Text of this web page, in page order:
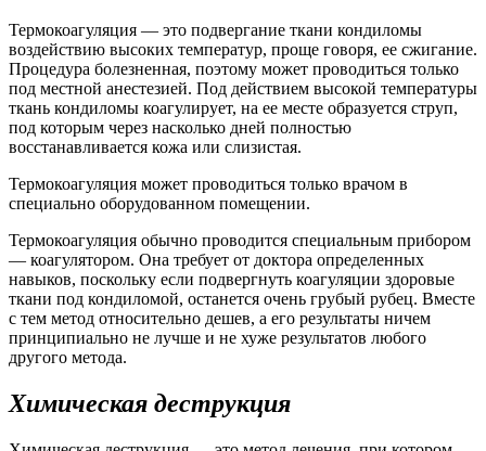
Термокоагуляция — это подвергание ткани кондиломы
воздействию высоких температур, проще говоря, ее сжигание.
Процедура болезненная, поэтому может проводиться только
под местной анестезией. Под действием высокой температуры
ткань кондиломы коагулирует, на ее месте образуется струп,
под которым через насколько дней полностью
восстанавливается кожа или слизистая.
Термокоагуляция может проводиться только врачом в
специально оборудованном помещении.
Термокоагуляция обычно проводится специальным прибором
— коагулятором. Она требует от доктора определенных
навыков, поскольку если подвергнуть коагуляции здоровые
ткани под кондиломой, останется очень грубый рубец. Вместе
с тем метод относительно дешев, а его результаты ничем
принципиально не лучше и не хуже результатов любого
другого метода.
Химическая деструкция